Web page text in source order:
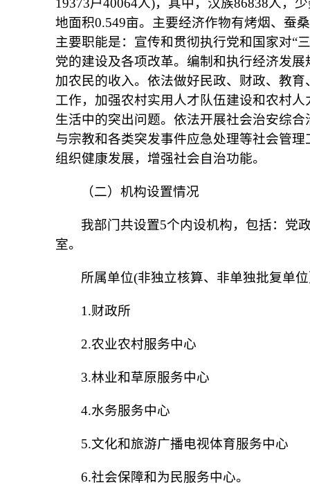
19373户40064人)，其中，汉族86838人，
地面积0.549亩。主要经济作物有烤烟、蚕
主要职能是：宣传和贯彻执行党和国家对“
党的建设及各项改革。编制和执行经济发
加农民的收入。依法做好民政、财政、教
工作，加强农村实用人才队伍建设和农村
生活中的突出问题。依法开展社会治安综
与宗教和各类突发事件应急处理等社会管
组织健康发展，增强社会自治功能。
（二）机构设置情况
我部门共设置5个内设机构，包括：党
室。
所属单位(非独立核算、非单独批复单
1.财政所
2.农业农村服务中心
3.林业和草原服务中心
4.水务服务中心
5.文化和旅游广播电视体育服务中心
6.社会保障和为民服务中心。